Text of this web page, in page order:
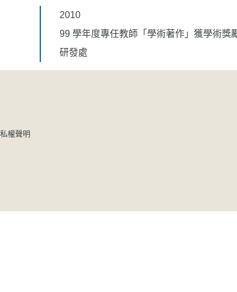
2010
99 學年度專任教師「學術著作」獲學術獎
研發處
權聲明